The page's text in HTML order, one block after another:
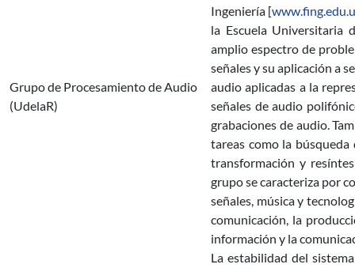
Grupo de Procesamiento de Audio
(UdelaR)
Ingeniería [
la Escuela Universitaria
amplio espectro de
señales y su aplicación a
audio aplicadas a la
señales de audio
grabaciones de audio.
tareas como la búsqueda
transformación y
grupo se caracteriza por
señales, música y
comunicación, la
información y la
La estabilidad del